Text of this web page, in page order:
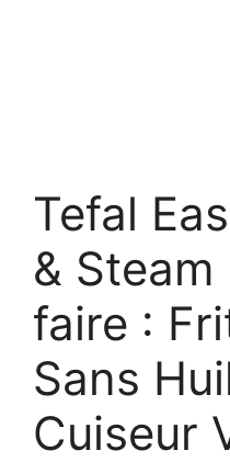
Tefal
&
faire :
Sans
Cuiseur